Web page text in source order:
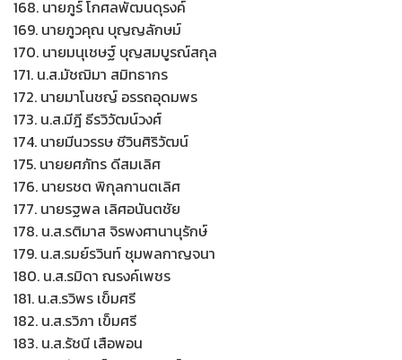
168. นายภูร์ โกศลพัฒนดุรงค์
169. นายภูวคุณ บุญญลักษม์
170. นายมนุเชษฐ์ บุญสมบูรณ์สกุล
171. น.ส.มัชฌิมา สมิทธากร
172. นายมาโนชญ์ อรรถอุดมพร
173. น.ส.มีฎี ธีรวิวัฒน์วงศ์
174. นายมีนวรรษ ชีวินศิริวัฒน์
175. นายยศภัทร ดีสมเลิศ
176. นายรชต พิกุลกานตเลิศ
177. นายรฐพล เลิศอนันตชัย
178. น.ส.รติมาส จิรพงศานานุรักษ์
179. น.ส.รมย์รวินท์ ชุมพลกาญจนา
180. น.ส.รมิดา ณรงค์เพชร
181. น.ส.รวิพร เข็มศรี
182. น.ส.รวิภา เข็มศรี
183. น.ส.รัชนี เสือพอน